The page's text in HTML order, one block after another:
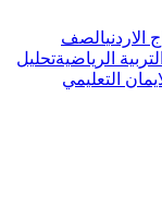
الاردنيالصف
التربية الرياضيةتحليل
التعليمي